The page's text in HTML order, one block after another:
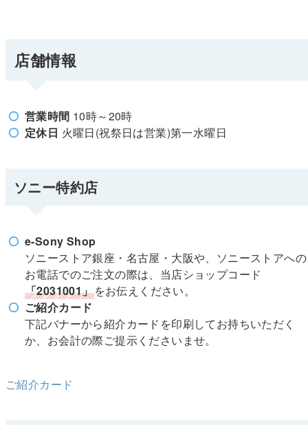
店舗情報
営業時間 10時～20時
定休日 火曜日(祝祭日は営業)第一水曜日
ソニー特約店
e-Sony Shop
ソニーストア銀座・名古屋・大阪や、ソニーストアへの
お電話でのご注文の際は、当店ショップコード
「2031001」をお伝えください。
ご紹介カード
下記バナーから紹介カードを印刷してお持ちいただく
か、お会計の際ご提示くださいませ。
ご紹介カード